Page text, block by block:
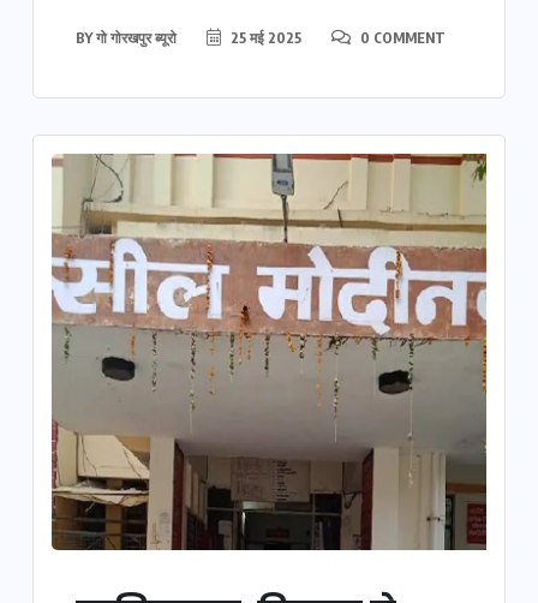
BYगो गोरखपुर ब्यूरो 25 मई 2025 0 COMMENT